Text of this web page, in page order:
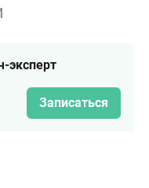
эксперт
Записаться